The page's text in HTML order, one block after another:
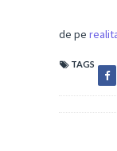
de pe
TAGS